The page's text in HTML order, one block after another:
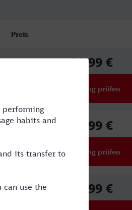
Preis
29,99 €
Verbindung prüfen
39,99 €
Verbindung prüfen
37,99 €